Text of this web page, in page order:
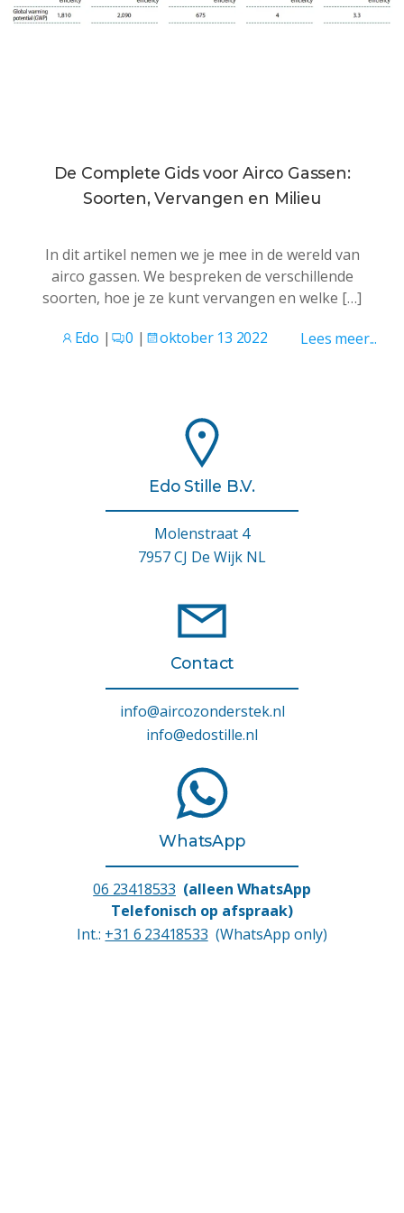
De Complete Gids voor Airco Gassen:
Soorten, Vervangen en Milieu
In dit artikel nemen we je mee in de wereld van
airco gassen. We bespreken de verschillende
soorten, hoe je ze kunt vervangen en welke […]
Edo | 0 | oktober 13 2022 Lees meer...
Edo Stille B.V.
Molenstraat 4
7957 CJ De Wijk NL
Contact
info@aircozonderstek.nl
info@edostille.nl
WhatsApp
06 23418533 (alleen WhatsApp
Telefonisch op afspraak)
Int.: +31 6 23418533 (WhatsApp only)